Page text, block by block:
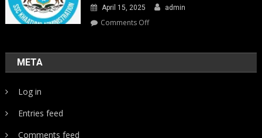
Climate
Resilience:
in
April 15, 2025 admin
Comments Offon
rasmi
META
Log in
Entries feed
Comments feed